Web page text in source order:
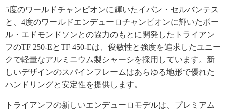
5度のワールドチャンピオンに輝いたイバン・セルバンテス
と、4度のワールドエンデューロチャンピオンに輝いたポー
ル・エドモンドソンとの協力のもとに開発したトライアン
フのTF 250-EとTF 450-Eは、俊敏性と強度を追求したユニー
クで軽量なアルミニウム製シャーシを採用しています。新
しいデザインのスパインフレームはあらゆる地形で優れた
ハンドリングと安定性を提供します。
トライアンフの新しいエンデューロモデルは、プレミアム